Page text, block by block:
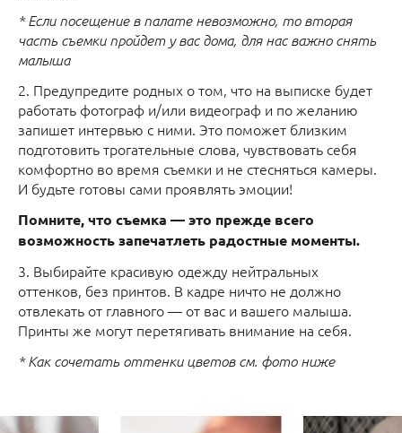
* Если посещение в палате невозможно, то вторая
часть съемки пройдет у вас дома, для нас важно снять
малыша
2. Предупредите родных о том, что на выписке будет
работать фотограф и/или видеограф и по желанию
запишет интервью с ними. Это поможет близким
подготовить трогательные слова, чувствовать себя
комфортно во время съемки и не стесняться камеры.
И будьте готовы сами проявлять эмоции!
Помните, что съемка — это прежде всего
возможность запечатлеть радостные моменты.
3. Выбирайте красивую одежду нейтральных
оттенков, без принтов. В кадре ничто не должно
отвлекать от главного — от вас и вашего малыша.
Принты же могут перетягивать внимание на себя.
* Как сочетать оттенки цветов см. фото ниже